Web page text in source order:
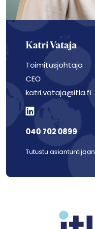
Katri Vataja
Toimitusjohtaja
CEO
katri.vataja@itla.fi
040 702 0899
Tutustu asiantuntijaan